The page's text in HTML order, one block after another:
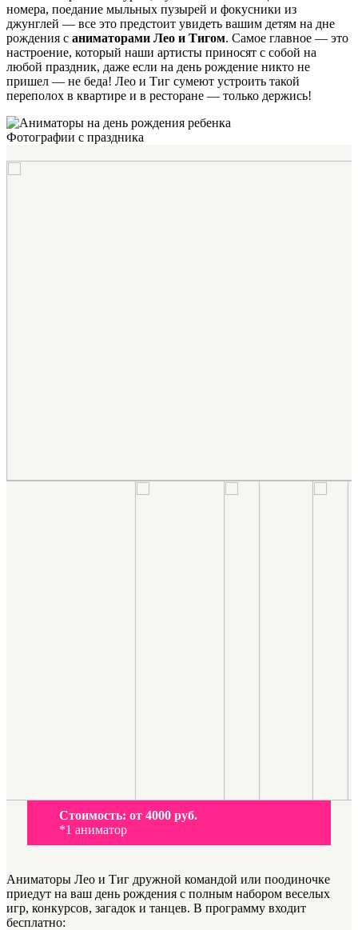
номера, поедание мыльных пузырей и фокусники из
джунглей — все это предстоит увидеть вашим детям на дне
рождения с аниматорами Лео и Тигом. Самое главное — это
настроение, который наши артисты приносят с собой на
любой праздник, даже если на день рождение никто не
пришел — не беда! Лео и Тиг сумеют устроить такой
переполох в квартире и в ресторане — только держись!
Фотографии с праздника
Стоимость: от 4000 руб.
*1 аниматор
Аниматоры Лео и Тиг дружной командой или поодиночке
приедут на ваш день рождения с полным набором веселых
игр, конкурсов, загадок и танцев. В программу входит
бесплатно: